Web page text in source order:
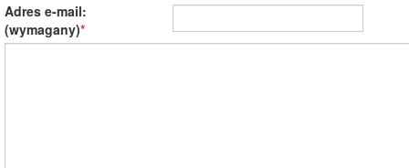
Adres e-mail:
(wymagany)